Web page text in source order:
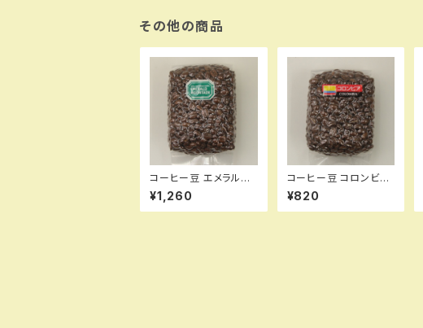
その他の商品
コーヒー豆 エメラルド
マウンテン 200g
¥1,260
コーヒー豆 コロンビア
200g
¥820